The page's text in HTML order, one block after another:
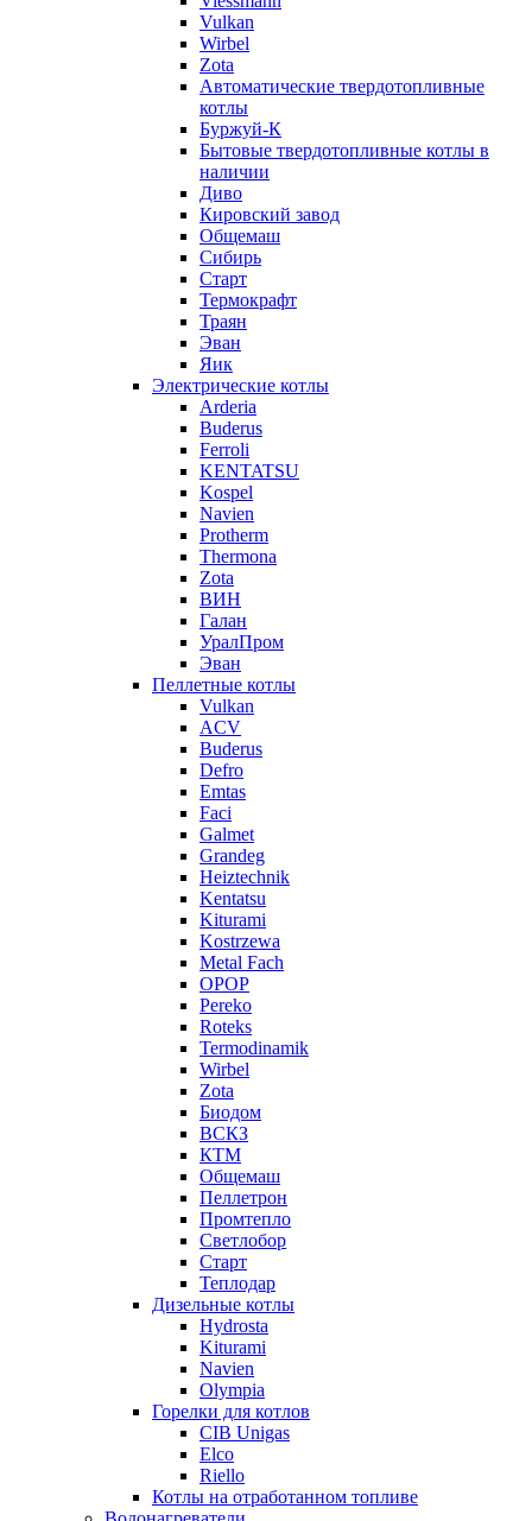
Vulkan
Wirbel
Zota
Автоматические твердотопливные
котлы
Буржуй-К
Бытовые твердотопливные котлы в
наличии
Диво
Кировский завод
Общемаш
Сибирь
Старт
Термокрафт
Траян
Эван
Яик
Электрические котлы
Arderia
Buderus
Ferroli
KENTATSU
Kospel
Navien
Protherm
Thermona
Zota
ВИН
Галан
УралПром
Эван
Пеллетные котлы
Vulkan
ACV
Buderus
Defro
Emtas
Faci
Galmet
Grandeg
Heiztechnik
Kentatsu
Kiturami
Kostrzewa
Metal Fach
OPOP
Pereko
Roteks
Termodinamik
Wirbel
Zota
Биодом
ВСКЗ
КТМ
Общемаш
Пеллетрон
Промтепло
Светлобор
Старт
Теплодар
Дизельные котлы
Hydrosta
Kiturami
Navien
Olympia
Горелки для котлов
CIB Unigas
Elco
Riello
Котлы на отработанном топливе